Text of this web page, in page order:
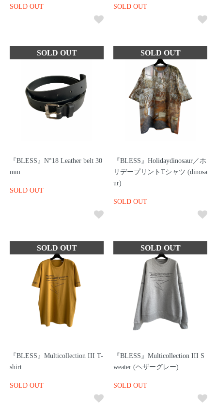
SOLD OUT SOLD OUT
『BLESS』N°18 Leather belt 30
mm
SOLD OUT
『BLESS』Holidaydinosaur／ホ
リデープリントTシャツ (dinosa
ur)
SOLD OUT
『BLESS』Multicollection III T-
shirt
SOLD OUT
『BLESS』Multicollection III S
weater (ヘザーグレー)
SOLD OUT